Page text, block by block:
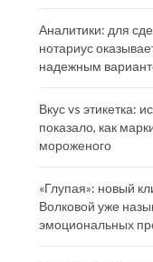
Аналитики: для
нотариус
надежным
Вкус vs этикетка:
показало, как
мороженого
«Глупая»: новый
Волковой уже
эмоциональных